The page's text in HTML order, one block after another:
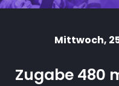
Mittwoch,
Zugabe 480